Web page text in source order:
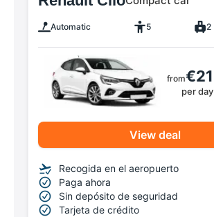
Automatic 5 2
from€21
per day
View deal
Recogida en el aeropuerto
Paga ahora
Sin depósito de seguridad
Tarjeta de crédito